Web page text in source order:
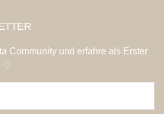
Community und erfahre als Erster
♡